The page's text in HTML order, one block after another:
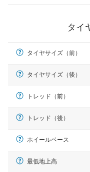
タイ
タイヤサイズ（前）
タイヤサイズ（後）
トレッド（前）
トレッド（後）
ホイールベース
最低地上高